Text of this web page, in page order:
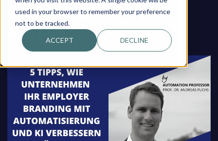
used in your browser to remember your preference
not to be tracked.
ACCEPT DECLINE
& Automatisierung
stärken